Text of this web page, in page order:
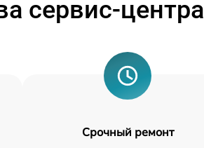
сервис-центра
Срочный ремонт